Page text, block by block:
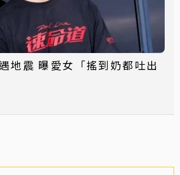
地震 曝愛女「搖到奶都吐出